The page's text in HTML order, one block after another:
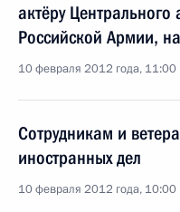
актёру Центрального
Российской Армии,
10 февраля 2012 года, 11:00
Сотрудникам и
иностранных дел
10 февраля 2012 года, 10:00